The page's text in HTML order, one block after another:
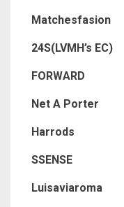
Matchesfasion
24S(LVMH’s EC)
FORWARD
Net A Porter
Harrods
SSENSE
Luisaviaroma